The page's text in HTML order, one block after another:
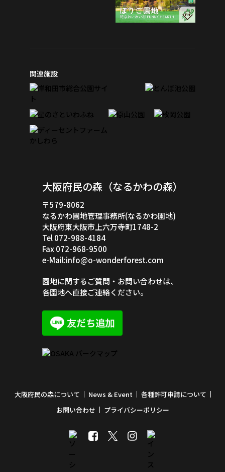
関連施設
大阪府民の森（なるかわの森）
〒579-8062
なるかわ園地管理事務所(なるかわ園地)
大阪府東大阪市上六万寺町1748-2
Tel 072-988-4184
Fax 072-968-9500
e-Mail:info@o-wonderforest.com
園地に関するご質問・お問い合わせは、
各園地へ直接ご連絡ください。
大阪府民の森について News & Event
各種許可申請について
お問い合わせ
プライバシーポリシー